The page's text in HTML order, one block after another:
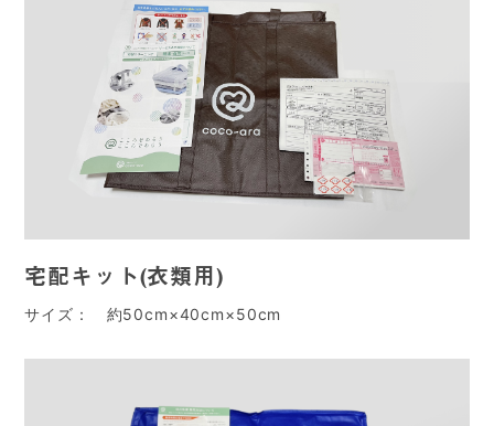
宅配キット(衣類用)
サイズ： 約50cm×40cm×50cm